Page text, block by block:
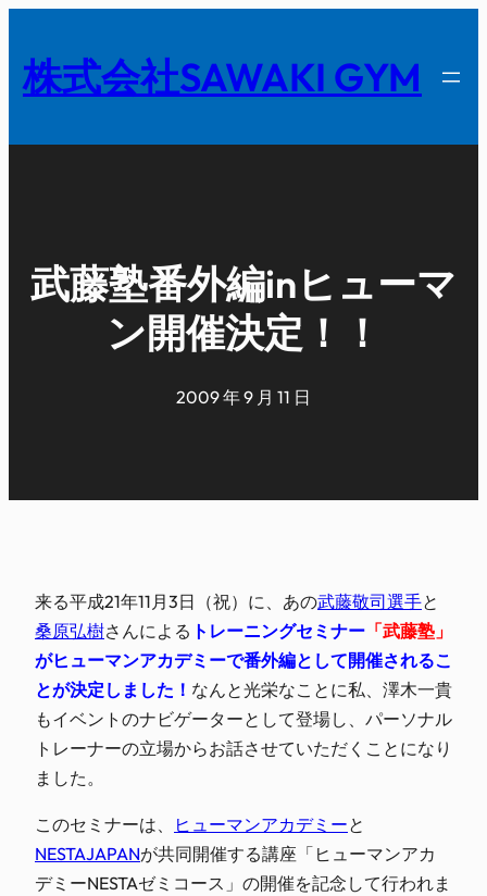
を
キ
株式会社SAWAKI GYM
武藤塾番外編inヒューマ
ン開催決定！！
2009 年 9 月 11 日
来る平成21年11月3日（祝）に、あの武藤敬司選手と
桑原弘樹さんによる トレーニングセミナー 「武藤塾」
がヒューマンアカデミーで番外編として開催されるこ
とが決定しました！ なんと光栄なことに私、澤木一貴
もイベントのナビゲーターとして登場し、パーソナル
トレーナーの立場からお話させていただくことになり
ました。
このセミナーは、 ヒューマンアカデミーと
NESTAJAPANが共同開催する講座「ヒューマンアカ
デミーNESTAゼミコース」の開催を記念して行われま